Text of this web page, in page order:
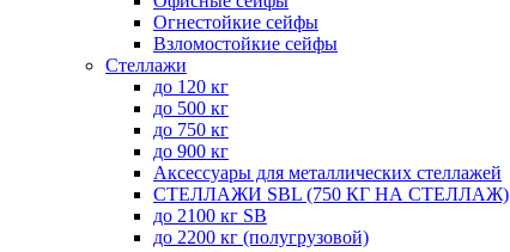
Огнестойкие сейфы
Взломостойкие сейфы
Стеллажи
до 120 кг
до 500 кг
до 750 кг
до 900 кг
Аксессуары для металлических стеллажей
СТЕЛЛАЖИ SBL (750 КГ НА СТЕЛЛАЖ)
до 2100 кг SB
до 2200 кг (полугрузовой)